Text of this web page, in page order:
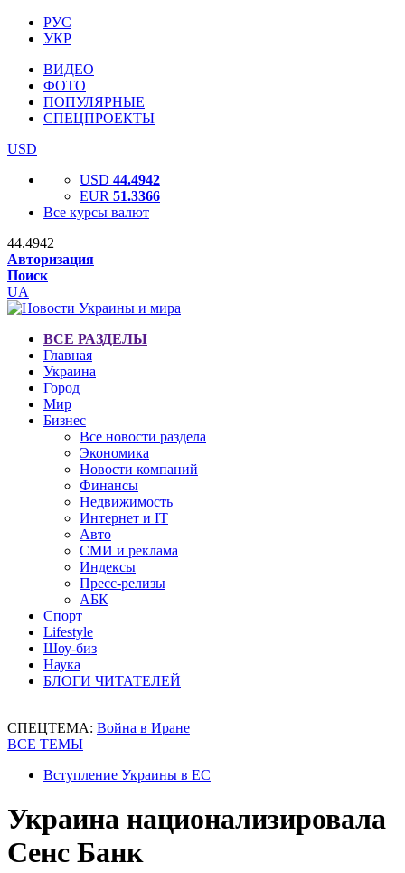
РУС
УКР
ВИДЕО
ФОТО
ПОПУЛЯРНЫЕ
СПЕЦПРОЕКТЫ
USD
USD 44.4942
EUR 51.3366
Все курсы валют
44.4942
Авторизация
Поиск
UA
ВСЕ РАЗДЕЛЫ
Главная
Украина
Город
Мир
Бизнес
Все новости раздела
Экономика
Новости компаний
Финансы
Недвижимость
Интернет и IT
Авто
СМИ и реклама
Индексы
Пресс-релизы
АБК
Спорт
Lifestyle
Шоу-биз
Наука
БЛОГИ ЧИТАТЕЛЕЙ
СПЕЦТЕМА: Война в Иране
ВСЕ ТЕМЫ
Вступление Украины в ЕС
Украина национализировала
Сенс Банк